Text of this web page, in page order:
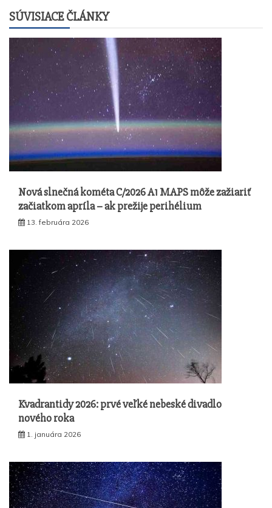
SÚVISIACE ČLÁNKY
Nová slnečná kométa C/2026 A1 MAPS môže zažiariť
začiatkom apríla – ak prežije perihélium
13. februára 2026
Kvadrantidy 2026: prvé veľké nebeské divadlo
nového roka
1. januára 2026